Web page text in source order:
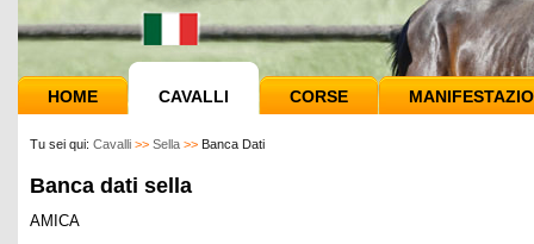
HOME CAVALLI CORSE
Tu sei qui: Cavalli >> Sella >> Banca Dati
Banca dati sella
AMICA